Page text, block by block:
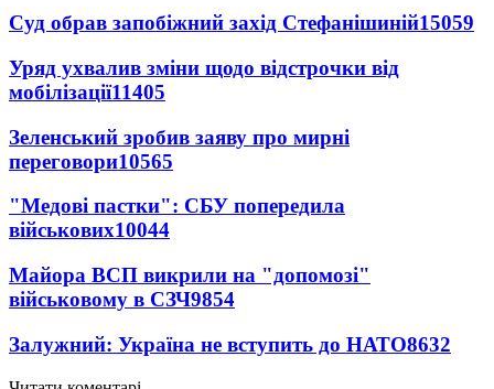
Суд обрав запобіжний захід Стефанішиній15059
Уряд ухвалив зміни щодо відстрочки від
мобілізації11405
Зеленський зробив заяву про мирні
переговори10565
"Медові пастки": СБУ попередила
військових10044
Майора ВСП викрили на "допомозі"
військовому в СЗЧ9854
Залужний: Україна не вступить до НАТО8632